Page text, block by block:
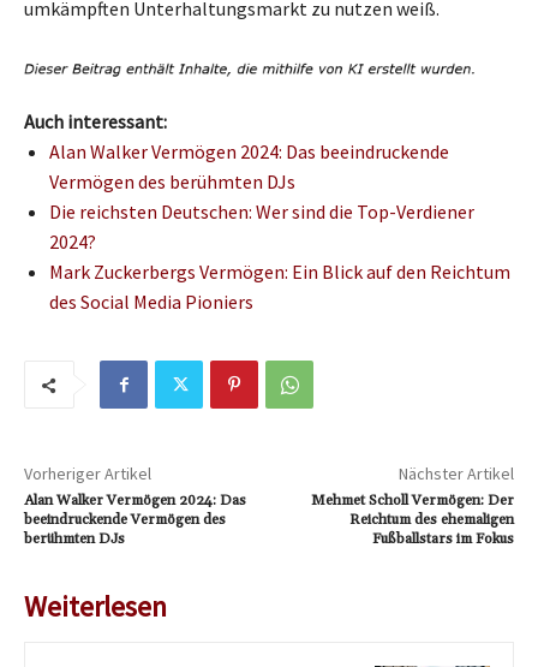
umkämpften Unterhaltungsmarkt zu nutzen weiß.
Auch interessant:
Alan Walker Vermögen 2024: Das beeindruckende
Vermögen des berühmten DJs
Die reichsten Deutschen: Wer sind die Top-Verdiener
2024?
Mark Zuckerbergs Vermögen: Ein Blick auf den Reichtum
des Social Media Pioniers
Vorheriger Artikel
Alan Walker Vermögen 2024: Das
beeindruckende Vermögen des
berühmten DJs
Nächster Artikel
Mehmet Scholl Vermögen: Der
Reichtum des ehemaligen
Fußballstars im Fokus
Weiterlesen